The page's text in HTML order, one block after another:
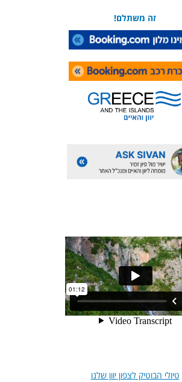
זה משתלם!
טיולי הבוטיק לצפון יוון שלנו